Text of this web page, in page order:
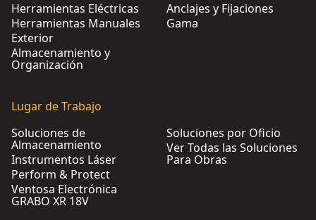
Herramientas Eléctricas
Herramientas Manuales
Exterior
Almacenamiento y
Organización
Anclajes y Fijaciones
Gama
Lugar de Trabajo
Soluciones de
Almacenamiento
Instrumentos Láser
Perform & Protect
Ventosa Electrónica
GRABO XR 18V
Soluciones por Oficio
Ver Todas las Soluciones
Para Obras